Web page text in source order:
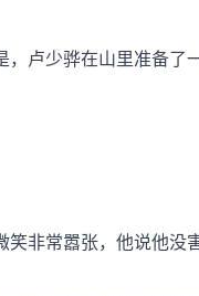
，卢少骅在山里准备了
笑非常嚣张，他说他没